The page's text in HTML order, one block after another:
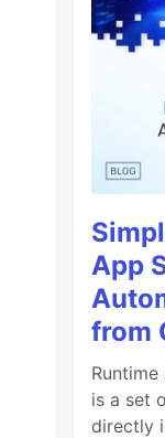
App
from
is a set
directly